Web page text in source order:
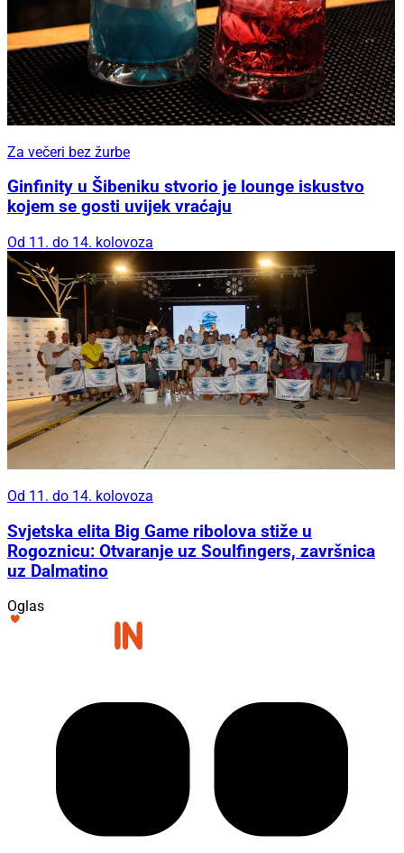
Za večeri bez žurbe
Ginfinity u Šibeniku stvorio je lounge iskustvo
kojem se gosti uvijek vraćaju
Od 11. do 14. kolovoza
Od 11. do 14. kolovoza
Svjetska elita Big Game ribolova stiže u
Rogoznicu: Otvaranje uz Soulfingers, završnica
uz Dalmatino
Oglas